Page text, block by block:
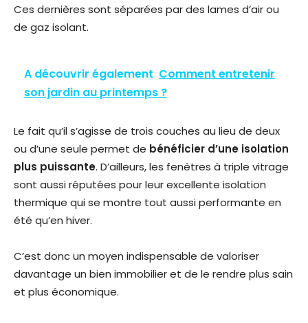
Ces dernières sont séparées par des lames d’air ou
de gaz isolant.
A découvrir également Comment entretenir
son jardin au printemps ?
Le fait qu’il s’agisse de trois couches au lieu de deux
ou d’une seule permet de bénéficier d’une isolation
plus puissante. D’ailleurs, les fenêtres à triple vitrage
sont aussi réputées pour leur excellente isolation
thermique qui se montre tout aussi performante en
été qu’en hiver.
C’est donc un moyen indispensable de valoriser
davantage un bien immobilier et de le rendre plus sain
et plus économique.